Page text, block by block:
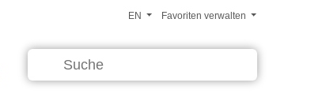
Favoriten verwalten
EN